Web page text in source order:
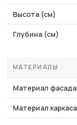
Высота (см)
Глубина (см)
МАТЕРИАЛЫ
Материал фасада
Материал каркаса